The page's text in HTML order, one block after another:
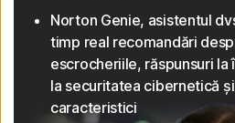
Norton Genie, asistentul
timp real recomandări
escrocheriile, răspunsuri
la securitatea cibernetică
caracteristici